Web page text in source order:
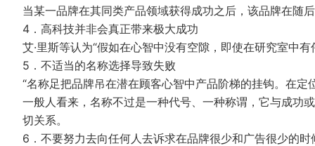
当某一品牌在其同类产品领域获得成功之后，该品牌在随
4．高科技并非会真正带来极大成功
艾·里斯等认为“假如在心智中没有空隙，即使在研究室中
5．不适当的名称选择导致失败
“名称足把品牌吊在潜在顾客心智中产品阶梯的挂钩。在
一般人看来，名称不过是一种代号、一种称谓，它与成功
切关系。
6．不要努力去向任何人去诉求在品牌很少和广告很少的